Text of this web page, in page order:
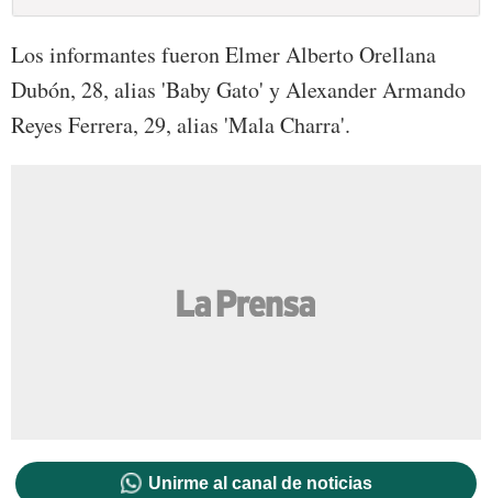
Los informantes fueron Elmer Alberto Orellana
Dubón, 28, alias 'Baby Gato' y Alexander Armando
Reyes Ferrera, 29, alias 'Mala Charra'.
Unirme al canal de noticias